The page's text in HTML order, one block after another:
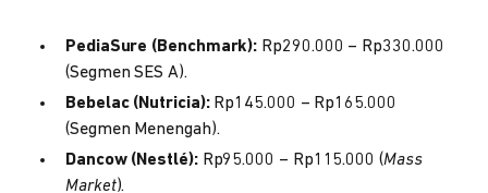
PediaSure (Benchmark): Rp290.000 – Rp330.000
(Segmen SES A).
Bebelac (Nutricia):Rp145.000 – Rp165.000
(Segmen Menengah).
Dancow (Nestlé):Rp95.000 – Rp115.000 (Mass
Market).